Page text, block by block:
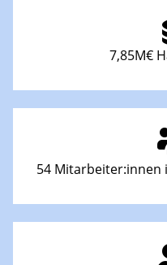
7,85M€
54 Mitarbeiter:innen